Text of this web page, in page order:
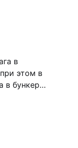
в
этом в
в бункер
Тушняк
подождать,